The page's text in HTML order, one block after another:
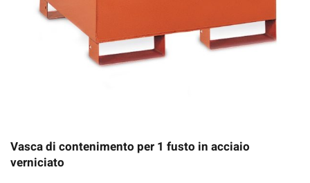
Vasca di contenimento per 1 fusto in acciaio
verniciato